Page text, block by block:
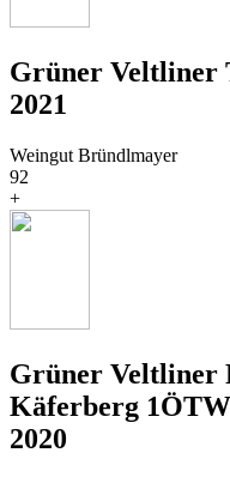
Grüner Veltliner
2021
Weingut Bründlmayer
92
+
Grüner Veltliner
Käferberg 1ÖTW
2020